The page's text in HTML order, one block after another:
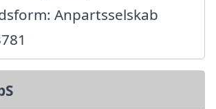
Anpartsselskab